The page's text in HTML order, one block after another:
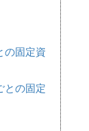
の固定資
との固定